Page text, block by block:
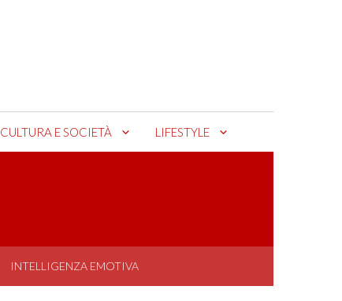
CULTURA E SOCIETÀ LIFESTYLE
INTELLIGENZA EMOTIVA